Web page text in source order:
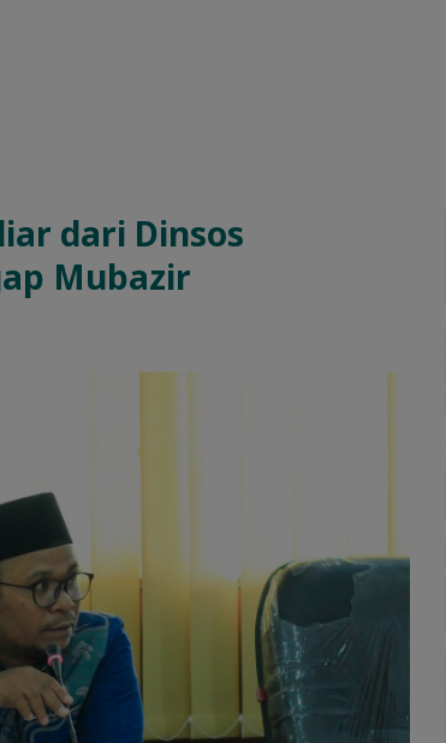
dari Dinsos
Mubazir